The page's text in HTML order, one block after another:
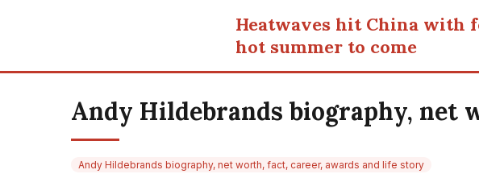
Heatwaves hit China with
hot summer to come
Andy Hildebrands biography, net
Andy Hildebrands biography, net worth, fact, career, awards and life story